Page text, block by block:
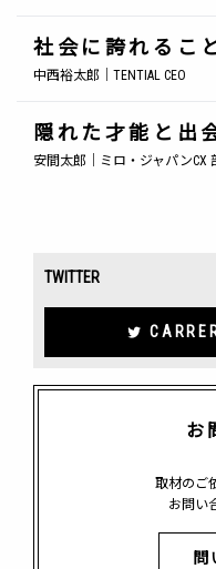
社会に誇れるこ
中西裕太郎｜TENTIAL CEO
隠れた才能と出
安間太郎｜ミロ・ジャパンCX
TWITTER
お
取材のご
お問い